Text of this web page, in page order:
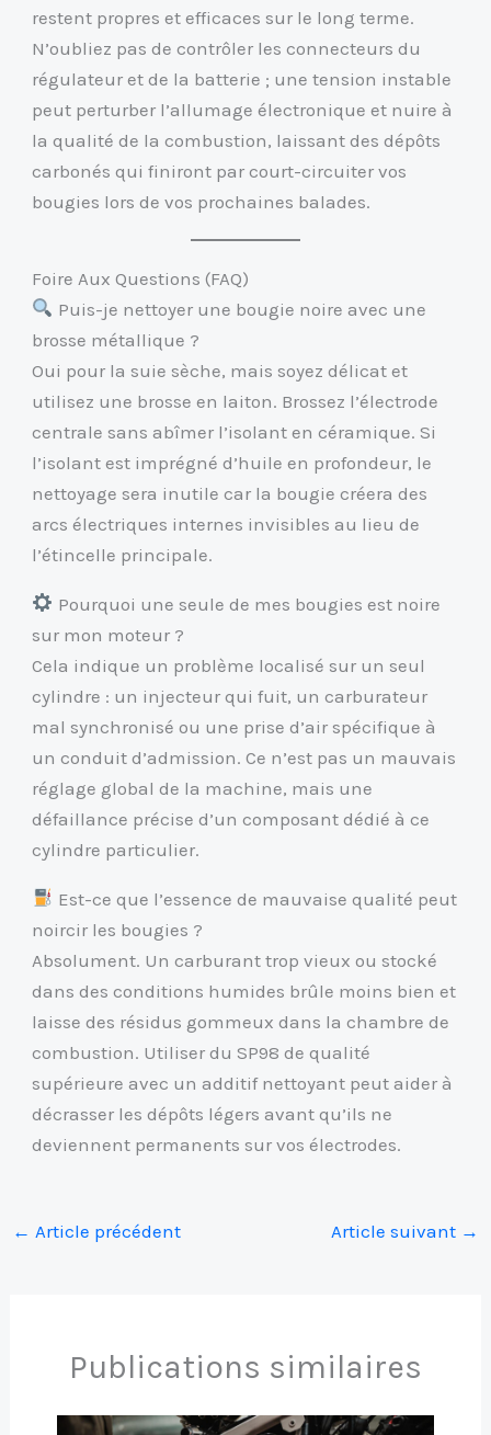
restent propres et efficaces sur le long terme.
N’oubliez pas de contrôler les connecteurs du
régulateur et de la batterie ; une tension instable
peut perturber l’allumage électronique et nuire à
la qualité de la combustion, laissant des dépôts
carbonés qui finiront par court-circuiter vos
bougies lors de vos prochaines balades.
Foire Aux Questions (FAQ)
Puis-je nettoyer une bougie noire avec une
brosse métallique ?
Oui pour la suie sèche, mais soyez délicat et
utilisez une brosse en laiton. Brossez l’électrode
centrale sans abîmer l’isolant en céramique. Si
l’isolant est imprégné d’huile en profondeur, le
nettoyage sera inutile car la bougie créera des
arcs électriques internes invisibles au lieu de
l’étincelle principale.
Pourquoi une seule de mes bougies est noire
sur mon moteur ?
Cela indique un problème localisé sur un seul
cylindre : un injecteur qui fuit, un carburateur
mal synchronisé ou une prise d’air spécifique à
un conduit d’admission. Ce n’est pas un mauvais
réglage global de la machine, mais une
défaillance précise d’un composant dédié à ce
cylindre particulier.
Est-ce que l’essence de mauvaise qualité peut
noircir les bougies ?
Absolument. Un carburant trop vieux ou stocké
dans des conditions humides brûle moins bien et
laisse des résidus gommeux dans la chambre de
combustion. Utiliser du SP98 de qualité
supérieure avec un additif nettoyant peut aider à
décrasser les dépôts légers avant qu’ils ne
deviennent permanents sur vos électrodes.
← Article précédent Article suivant →
Publications similaires